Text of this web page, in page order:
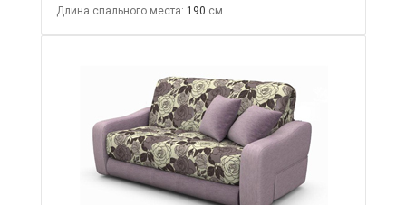
Длина спального места: 190